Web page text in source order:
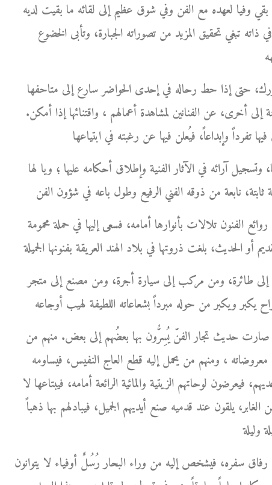
وفيا لعهده مع الفن وفي شوق عظيم إلى لقائه ما بقيت لديه
ذاته تبغي تحقيق المزيد من تصوراته الجبارة، وتأبى الخضوع
حتى إذا حط رحاله في إحدى الحواضر سارع إلى متاحفها
أخرى، عن الفنانين لمشاهدة أعمالهم ، واقتنائها إذا أمكن.
وتسجيل آرائه في الآثار الفنية وإطلاق أحكامه عليها ؛ ويا لها
الفنون تلالات بأنوارها أمامه، فسعى إليها في حملة محمومة
طائرة، ومن مركب إلى سيارة أجرة، ومن مصنع إلى متجر
صارت حديث تجار الفنّ يُسِرُّون بها بعضُهم إلى بعض. منهم من
، ومنهم من يحمل إليه قطع العاج النفيس، فيساومه
فيعرضون لوحاتهم الزيتية والمائية الرائعة أمامه، فيبتاعها لا
يلقون عند قدميه صنع أيديهم الجميل، فيبادلهم بها ذهباً
سفره، فيشخص إليه من وراء البحار رُسُلٌ أوفياء لا يتوانون